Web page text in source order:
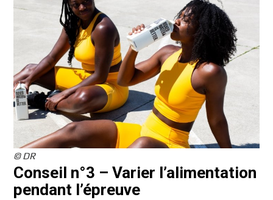
© DR
Conseil n°3 – Varier l’alimentation
pendant l’épreuve